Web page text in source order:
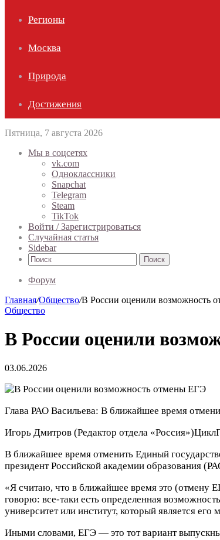
Регионы
Москва
Природа
Достижения
Пятница, 7 августа 2026
Мы в соцсетях
vk.com
Одноклассники
Snapchat
Telegram
Steam
TikTok
Войти / Зарегистрироваться
Случайная статья
Sidebar
Поиск
Форум
Главная/Общество/В России оценили возможность
Общество
В России оценили
03.06.2026
Глава РАО Васильева: В ближайшее время
Игорь Дмитров (Редактор отдела «Россия»)Цикл
В ближайшее время отменить Единый
президент Российской академии образования
«Я считаю, что в ближайшее время это (отмену
говорю: все-таки есть определенная
университет или институт, который является
Иными словами, ЕГЭ — это тот вариант